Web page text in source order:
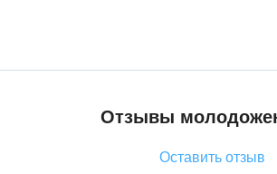
Отзывы
Оставить отзыв